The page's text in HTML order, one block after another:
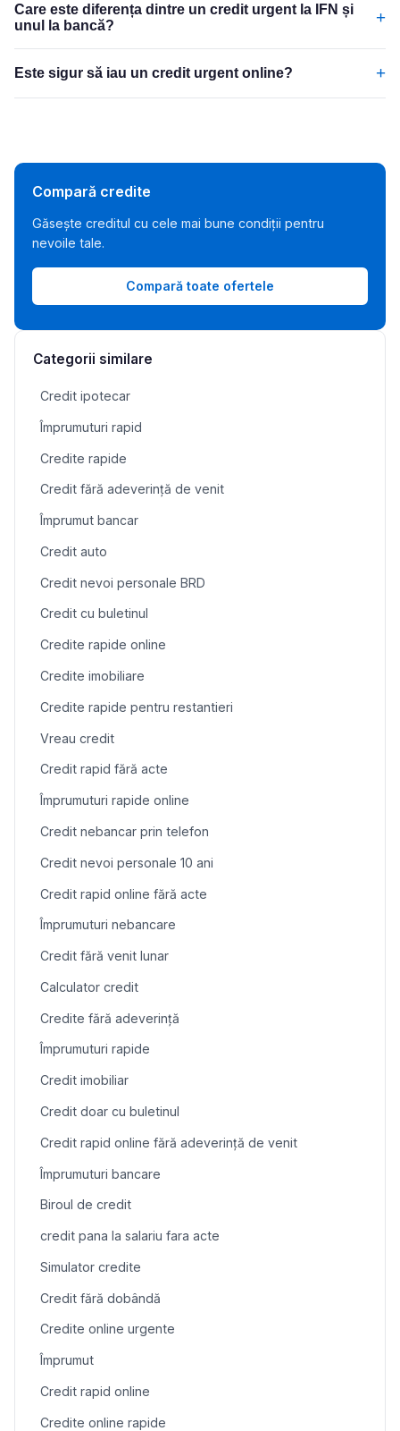
Care este diferența dintre un credit urgent la IFN și
unul la bancă?
+
Este sigur să iau un credit urgent online? +
Compară credite
Găsește creditul cu cele mai bune condiții pentru
nevoile tale.
Compară toate ofertele
Categorii similare
Credit ipotecar
Împrumuturi rapid
Credite rapide
Credit fără adeverință de venit
Împrumut bancar
Credit auto
Credit nevoi personale BRD
Credit cu buletinul
Credite rapide online
Credite imobiliare
Credite rapide pentru restantieri
Vreau credit
Credit rapid fără acte
Împrumuturi rapide online
Credit nebancar prin telefon
Credit nevoi personale 10 ani
Credit rapid online fără acte
Împrumuturi nebancare
Credit fără venit lunar
Calculator credit
Credite fără adeverință
Împrumuturi rapide
Credit imobiliar
Credit doar cu buletinul
Credit rapid online fără adeverință de venit
Împrumuturi bancare
Biroul de credit
credit pana la salariu fara acte
Simulator credite
Credit fără dobândă
Credite online urgente
Împrumut
Credit rapid online
Credite online rapide